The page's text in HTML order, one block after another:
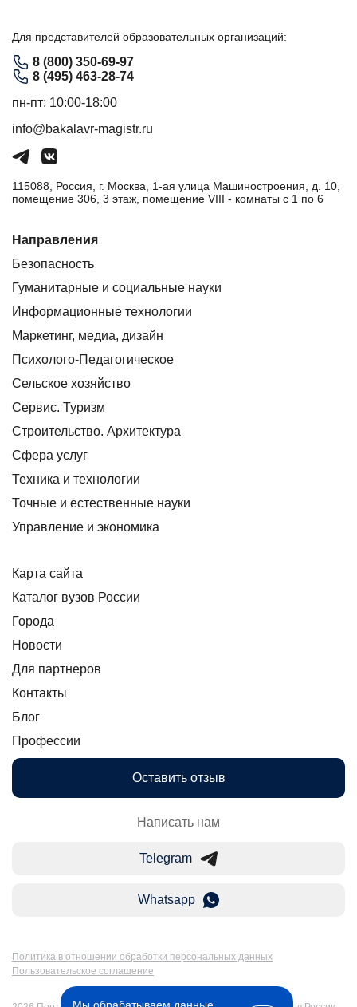
Для представителей образовательных организаций:
8 (800) 350-69-97
8 (495) 463-28-74
пн-пт: 10:00-18:00
info@bakalavr-magistr.ru
115088, Россия, г. Москва, 1-ая улица Машиностроения, д. 10,
помещение 306, 3 этаж, помещение VIII - комнаты с 1 по 6
Направления
Безопасность
Гуманитарные и социальные науки
Информационные технологии
Маркетинг, медиа, дизайн
Психолого-Педагогическое
Сельское хозяйство
Сервис. Туризм
Строительство. Архитектура
Сфера услуг
Техника и технологии
Точные и естественные науки
Управление и экономика
Карта сайта
Каталог вузов России
Города
Новости
Для партнеров
Контакты
Блог
Профессии
Оставить отзыв
Написать нам
Telegram
Whatsapp
Политика в отношении обработки персональных данных
Пользовательское соглашение